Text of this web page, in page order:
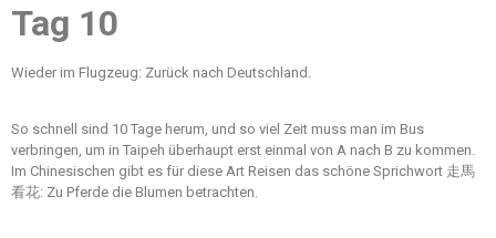
Tag 10
Wieder im Flugzeug: Zurück nach Deutschland.
So schnell sind 10 Tage herum, und so viel Zeit muss man im Bus
verbringen, um in Taipeh überhaupt erst einmal von A nach B zu kommen.
Im Chinesischen gibt es für diese Art Reisen das schöne Sprichwort 走馬
看花: Zu Pferde die Blumen betrachten.